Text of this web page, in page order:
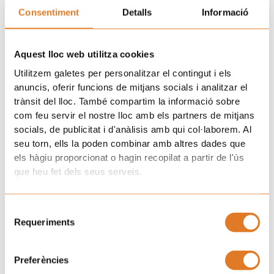
Consentiment Detalls Informació
Aquest lloc web utilitza cookies
Utilitzem galetes per personalitzar el contingut i els
anuncis, oferir funcions de mitjans socials i analitzar el
trànsit del lloc. També compartim la informació sobre
com feu servir el nostre lloc amb els partners de mitjans
socials, de publicitat i d'anàlisis amb qui col·laborem. Al
seu torn, ells la poden combinar amb altres dades que
els hàgiu proporcionat o hagin recopilat a partir de l'ús
que heu fet dels seus serveis.
Requeriments
Preferències